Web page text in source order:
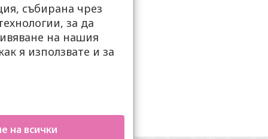
събирана чрез
за да
на нашия
я използвате и за
на всички